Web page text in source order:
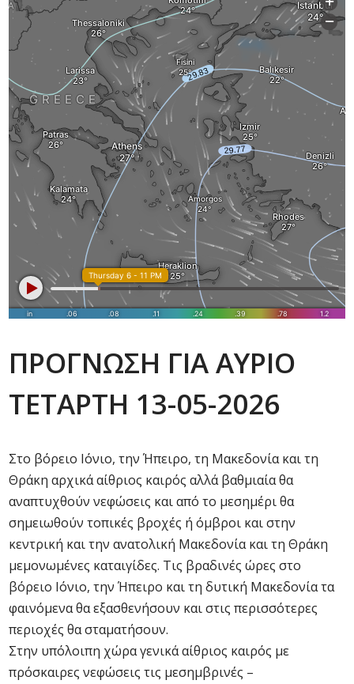
ΠΡΟΓΝΩΣΗ ΓΙΑ ΑΥΡΙΟ
ΤΕΤΑΡΤΗ 13-05-2026
Στο βόρειο Ιόνιο, την Ήπειρο, τη Μακεδονία και τη
Θράκη αρχικά αίθριος καιρός αλλά βαθμιαία θα
αναπτυχθούν νεφώσεις και από το μεσημέρι θα
σημειωθούν τοπικές βροχές ή όμβροι και στην
κεντρική και την ανατολική Μακεδονία και τη Θράκη
μεμονωμένες καταιγίδες. Τις βραδινές ώρες στο
βόρειο Ιόνιο, την Ήπειρο και τη δυτική Μακεδονία τα
φαινόμενα θα εξασθενήσουν και στις περισσότερες
περιοχές θα σταματήσουν.
Στην υπόλοιπη χώρα γενικά αίθριος καιρός με
πρόσκαιρες νεφώσεις τις μεσημβρινές –